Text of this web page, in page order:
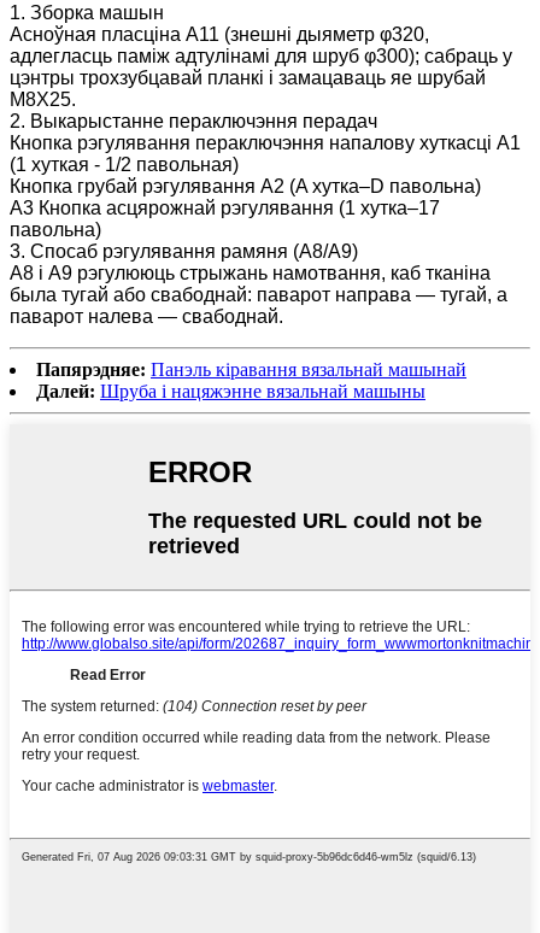
1. Зборка машын
Асноўная пласціна A11 (знешні дыяметр φ320,
адлегласць паміж адтулінамі для шруб φ300); сабраць у
цэнтры трохзубцавай планкі і замацаваць яе шрубай
M8X25.
2. Выкарыстанне пераключэння перадач
Кнопка рэгулявання пераключэння напалову хуткасці A1
(1 хуткая - 1/2 павольная)
Кнопка грубай рэгулявання A2 (A хутка–D павольна)
A3 Кнопка асцярожнай рэгулявання (1 хутка–17
павольна)
3. Спосаб рэгулявання рамяня (A8/A9)
А8 і А9 рэгулююць стрыжань намотвання, каб тканіна
была тугай або свабоднай: паварот направа — тугай, а
паварот налева — свабоднай.
Папярэдняе: Панэль кіравання вязальнай машынай
Далей: Шруба і нацяжэнне вязальнай машыны